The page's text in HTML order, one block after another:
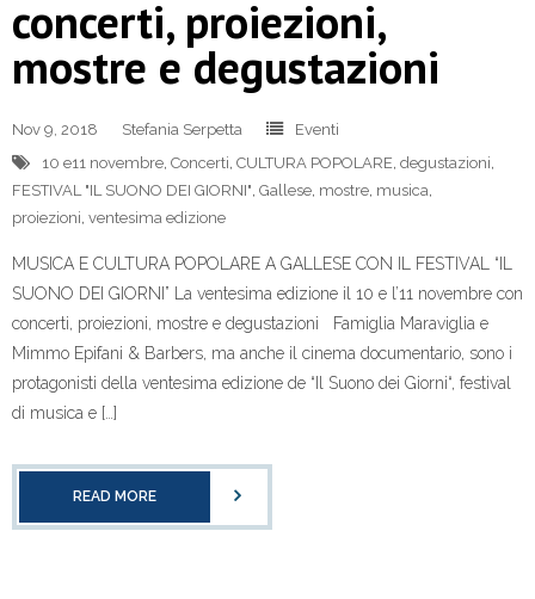
concerti, proiezioni,
mostre e degustazioni
Nov 9, 2018 Stefania Serpetta
Eventi
10 e11 novembre Concerti CULTURA POPOLARE degustazioni
FESTIVAL "IL SUONO DEI GIORNI" Gallese mostre musica
proiezioni ventesima edizione
MUSICA E CULTURA POPOLARE A GALLESE CON IL FESTIVAL “IL
SUONO DEI GIORNI” La ventesima edizione il 10 e l’11 novembre con
concerti, proiezioni, mostre e degustazioni Famiglia Maraviglia e
Mimmo Epifani & Barbers, ma anche il cinema documentario, sono i
protagonisti della ventesima edizione de “Il Suono dei Giorni“, festival
di musica e […]
READ MORE